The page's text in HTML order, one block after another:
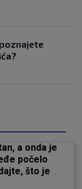
a onda je
počelo
što je